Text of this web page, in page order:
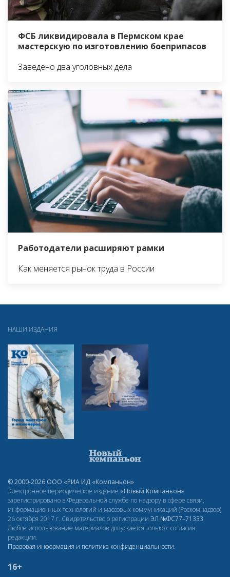
ФСБ ликвидировала в Пермском крае
мастерскую по изготовлению боеприпасов
Заведено два уголовных дела
Работодатели расширяют рамки
Как меняется рынок труда в России
НАШИ ИЗДАНИЯ
© 2000-2026 ООО «РИА ИД «Компаньон»
Электронное периодическое издание «Новый Компаньон»
зарегистрировано в Федеральной службе по надзору в сфере связи,
информационных технологий и массовых коммуникаций (Роскомнадзор)
26 октября 2017 г. Свидетельство о регистрации ЭЛ №ФС77–71333
Любое использование материалов допускается только с согласия
редакции.
Правовая информация и политика конфиденциальности.
16+